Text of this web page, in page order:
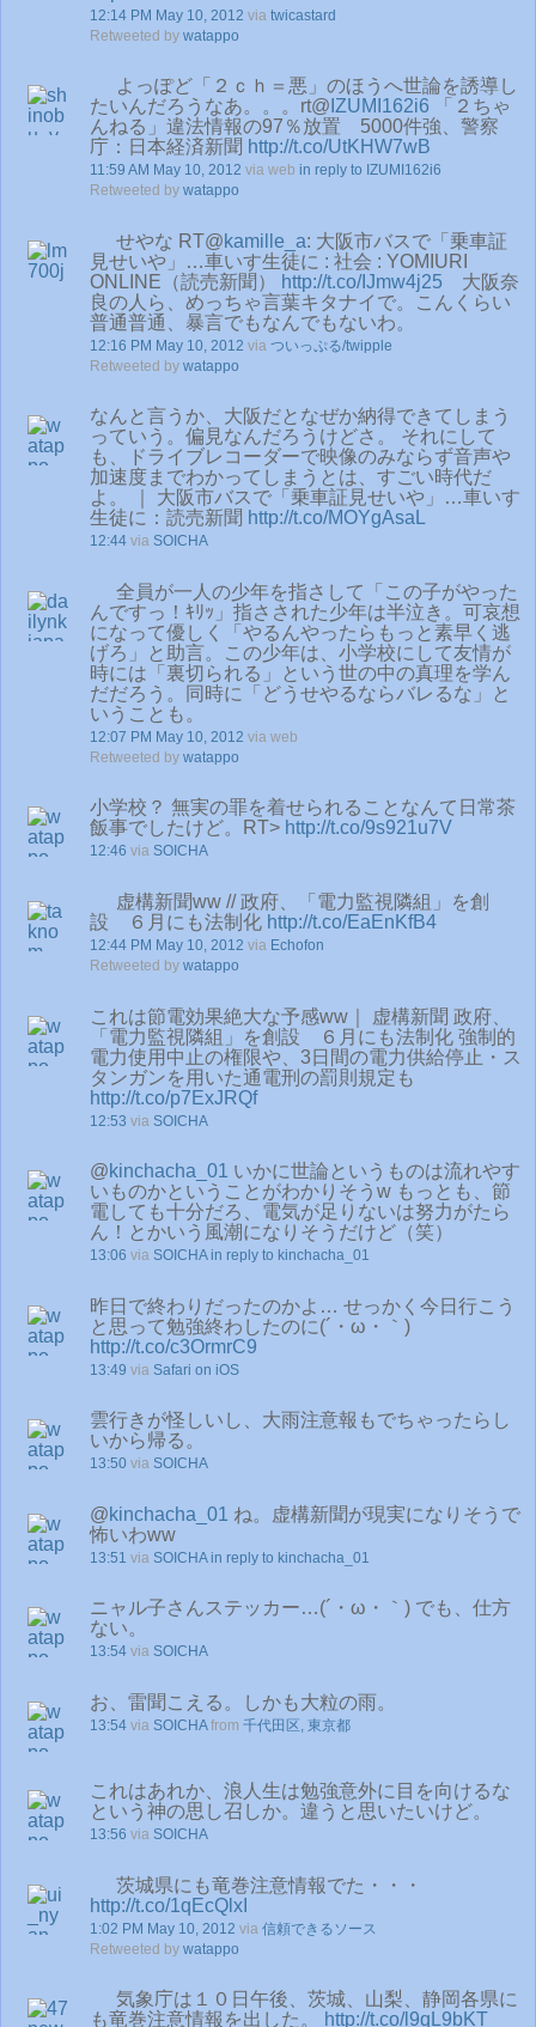
12:14 PM May 10, 2012 via twicastard
Retweeted by watappo
よっぽど「２ｃｈ＝悪」のほうへ世論を誘導し
たいんだろうなあ。。。rt@ IZUMI162i6 「２ちゃ
んねる」違法情報の97％放置 5000件強、警察
庁：日本経済新聞 http://t.co/UtKHW7wB
11:59 AM May 10, 2012 via web in reply to IZUMI162i6
Retweeted by watappo
せやな RT@kamille_a: 大阪市バスで「乗車証
見せいや」…車いす生徒に : 社会 : YOMIURI
ONLINE（読売新聞）
http://t.co/IJmw4j25 大阪奈
良の人ら、めっちゃ言葉キタナイで。こんくらい
普通普通、暴言でもなんでもないわ。
12:16 PM May 10, 2012 via ついっぷる/twipple
Retweeted by watappo
なんと言うか、大阪だとなぜか納得できてしまう
っていう。偏見なんだろうけどさ。 それにして
も、ドライブレコーダーで映像のみならず音声や
加速度までわかってしまうとは、すごい時代だ
よ。 ｜ 大阪市バスで「乗車証見せいや」…車いす
生徒に：読売新聞 http://t.co/MOYgAsaL
12:44 via SOICHA
全員が一人の少年を指さして「この子がやった
んですっ！ｷﾘｯ」指さされた少年は半泣き。可哀想
になって優しく「やるんやったらもっと素早く逃
げろ」と助言。この少年は、小学校にして友情が
時には「裏切られる」という世の中の真理を学ん
だだろう。同時に「どうせやるならバレるな」と
いうことも。
12:07 PM May 10, 2012 via web
Retweeted by watappo
小学校？ 無実の罪を着せられることなんて日常茶
飯事でしたけど。RT> http://t.co/9s921u7V
12:46 via SOICHA
虚構新聞ww // 政府、「電力監視隣組」を創
設 ６月にも法制化 http://t.co/EaEnKfB4
12:44 PM May 10, 2012 via Echofon
Retweeted by watappo
これは節電効果絶大な予感ww｜ 虚構新聞 政府、
「電力監視隣組」を創設 ６月にも法制化 強制的
電力使用中止の権限や、3日間の電力供給停止・ス
タンガンを用いた通電刑の罰則規定も
http://t.co/p7ExJRQf
12:53 via SOICHA
@kinchacha_01 いかに世論というものは流れやす
いものかということがわかりそうw もっとも、節
電しても十分だろ、電気が足りないは努力がたら
ん！とかいう風潮になりそうだけど（笑）
13:06 via SOICHA in reply to kinchacha_01
昨日で終わりだったのかよ… せっかく今日行こう
と思って勉強終わしたのに(´・ω・｀)
http://t.co/c3OrmrC9
13:49 via Safari on iOS
雲行きが怪しいし、大雨注意報もでちゃったらし
いから帰る。
13:50 via SOICHA
@kinchacha_01 ね。虚構新聞が現実になりそうで
怖いわww
13:51 via SOICHA in reply to kinchacha_01
ニャル子さんステッカー…(´・ω・｀) でも、仕方
ない。
13:54 via SOICHA
お、雷聞こえる。しかも大粒の雨。
13:54 via SOICHAfrom 千代田区, 東京都
これはあれか、浪人生は勉強意外に目を向けるな
という神の思し召しか。違うと思いたいけど。
13:56 via SOICHA
茨城県にも竜巻注意情報でた・・・
http://t.co/1qEcQlxI
1:02 PM May 10, 2012 via 信頼できるソース
Retweeted by watappo
気象庁は１０日午後、茨城、山梨、静岡各県に
も竜巻注意情報を出した。
http://t.co/l9qL9bKT